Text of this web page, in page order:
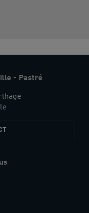
- Pastré